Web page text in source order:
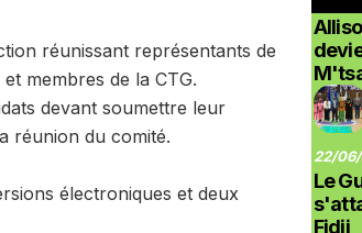
réunissant représentants de
membres de la CTG.
devant soumettre leur
réunion du comité.
électroniques et deux
22/
Le
Fidji